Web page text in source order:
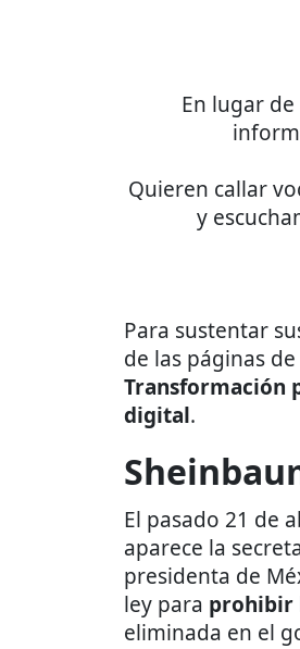
En lugar
Quieren callar
y
Para sustentar
de las páginas
Transformación
digital.
El pasado 21 de
aparece la
presidenta de
ley para prohibir
eliminada en el